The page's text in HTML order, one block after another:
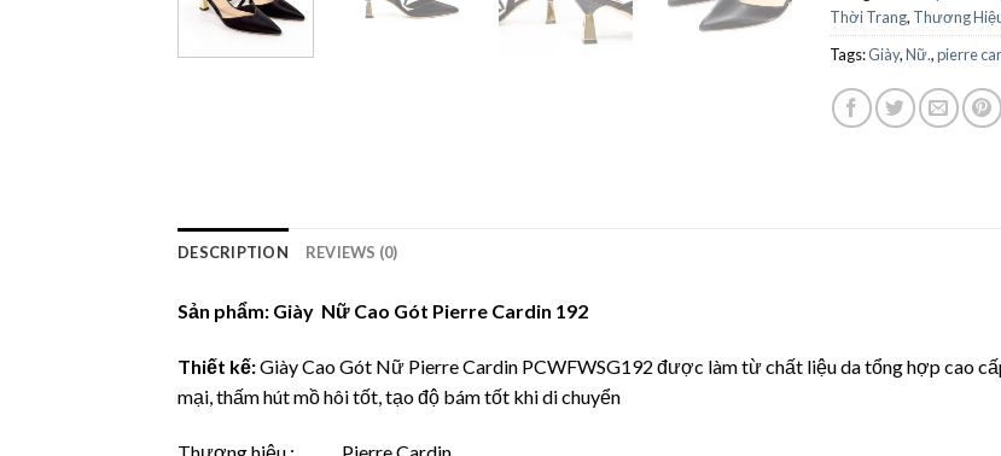
Thời Trang, Thương
Tags:Giày,Nữ.,pierre
DESCRIPTION REVIEWS (0)
Sản phẩm: Giày Nữ Cao Gót Pierre Cardin 192
Thiết kế:Giày Cao Gót Nữ Pierre Cardin PCWFWSG192 được làm từ chất liệu da tổng hợp cao
mại, thấm hút mồ hôi tốt, tạo độ bám tốt khi di chuyển